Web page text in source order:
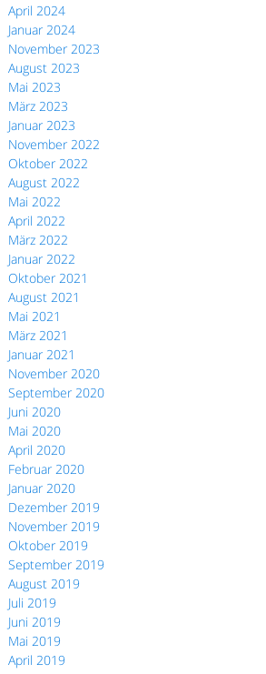
April 2024
Januar 2024
November 2023
August 2023
Mai 2023
März 2023
Januar 2023
November 2022
Oktober 2022
August 2022
Mai 2022
April 2022
März 2022
Januar 2022
Oktober 2021
August 2021
Mai 2021
März 2021
Januar 2021
November 2020
September 2020
Juni 2020
Mai 2020
April 2020
Februar 2020
Januar 2020
Dezember 2019
November 2019
Oktober 2019
September 2019
August 2019
Juli 2019
Juni 2019
Mai 2019
April 2019